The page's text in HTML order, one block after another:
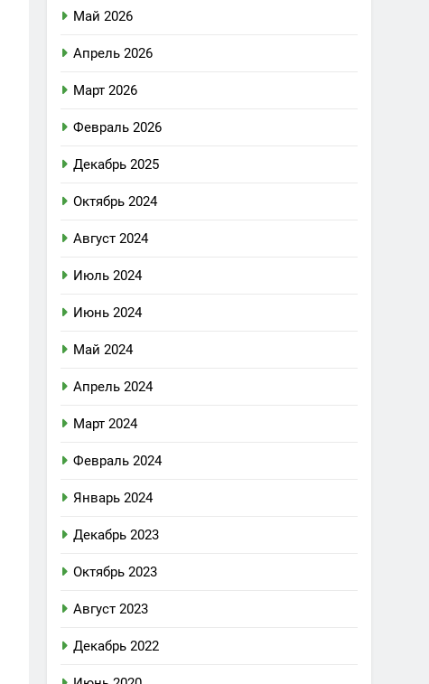
Май 2026
Апрель 2026
Март 2026
Февраль 2026
Декабрь 2025
Октябрь 2024
Август 2024
Июль 2024
Июнь 2024
Май 2024
Апрель 2024
Март 2024
Февраль 2024
Январь 2024
Декабрь 2023
Октябрь 2023
Август 2023
Декабрь 2022